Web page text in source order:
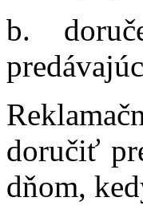
b.
doručiť
dňom,